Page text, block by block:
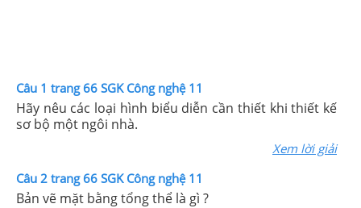
Câu 1 trang 66 SGK Công nghệ 11
Hãy nêu các loại hình biểu diễn cần thiết khi thiết kế
sơ bộ một ngôi nhà.
Xem lời giải
Câu 2 trang 66 SGK Công nghệ 11
Bản vẽ mặt bằng tổng thể là gì ?